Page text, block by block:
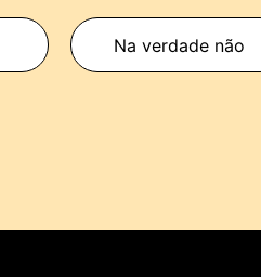
Na verdade não